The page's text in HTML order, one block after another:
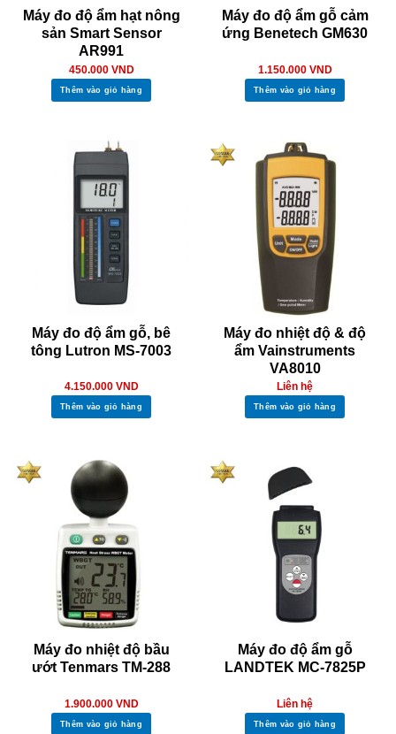
Máy đo độ ẩm hạt nông
sản Smart Sensor
AR991
450.000 VND
Thêm vào giỏ hàng
Máy đo độ ẩm gỗ cảm
ứng Benetech GM630
1.150.000 VND
Thêm vào giỏ hàng
Máy đo độ ẩm gỗ, bê
tông Lutron MS-7003
4.150.000 VND
Thêm vào giỏ hàng
Máy đo nhiệt độ & độ
ẩm Vainstruments
VA8010
Liên hệ
Thêm vào giỏ hàng
Máy đo nhiệt độ bầu
ướt Tenmars TM-288
1.900.000 VND
Thêm vào giỏ hàng
Máy đo độ ẩm gỗ
LANDTEK MC-7825P
Liên hệ
Thêm vào giỏ hàng